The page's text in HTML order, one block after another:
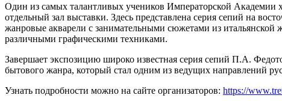
Один из самых талантливых учеников Императорской
отдельный зал выставки. Здесь представлена серия сепий на
жанровые акварели с занимательными сюжетами из
различными графическими техниками.
Завершает экспозицию широко известная серия сепий П.А.
бытового жанра, который стал одним из ведущих направлений
Узнать подробности можно на сайте организаторов: https://